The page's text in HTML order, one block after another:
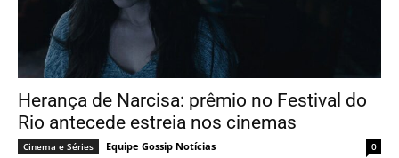
Herança de Narcisa: prêmio no Festival do
Rio antecede estreia nos cinemas
Cinema e Séries Equipe Gossip Notícias 0